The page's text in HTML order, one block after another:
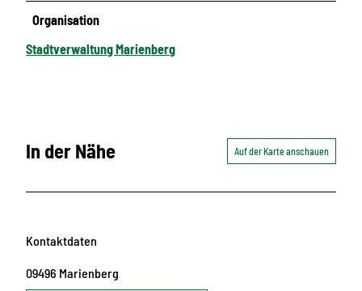
Organisation
Stadtverwaltung Marienberg
In der Nähe Auf der Karte anschauen
Kontaktdaten
09496 Marienberg